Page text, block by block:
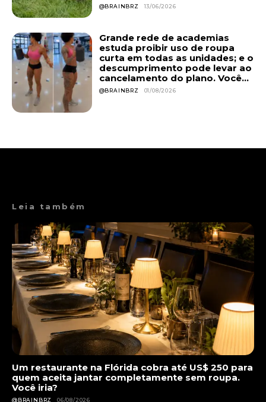
@BRAINBRZ 13/06/2026
Grande rede de academias
estuda proibir uso de roupa
curta em todas as unidades; e o
descumprimento pode levar ao
cancelamento do plano. Você...
@BRAINBRZ 01/08/2026
Leia também
Um restaurante na Flórida cobra até US$ 250 para
quem aceita jantar completamente sem roupa.
Você iria?
@BRAINBRZ 06/08/2026